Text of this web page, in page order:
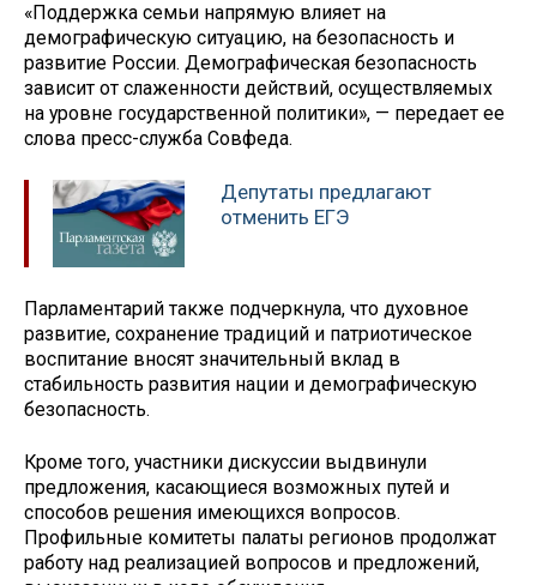
«Поддержка семьи напрямую влияет на
демографическую ситуацию, на безопасность и
развитие России. Демографическая безопасность
зависит от слаженности действий, осуществляемых
на уровне государственной политики», — передает ее
слова пресс-служба Совфеда.
Депутаты предлагают
отменить ЕГЭ
Парламентарий также подчеркнула, что духовное
развитие, сохранение традиций и патриотическое
воспитание вносят значительный вклад в
стабильность развития нации и демографическую
безопасность.
Кроме того, участники дискуссии выдвинули
предложения, касающиеся возможных путей и
способов решения имеющихся вопросов.
Профильные комитеты палаты регионов продолжат
работу над реализацией вопросов и предложений,